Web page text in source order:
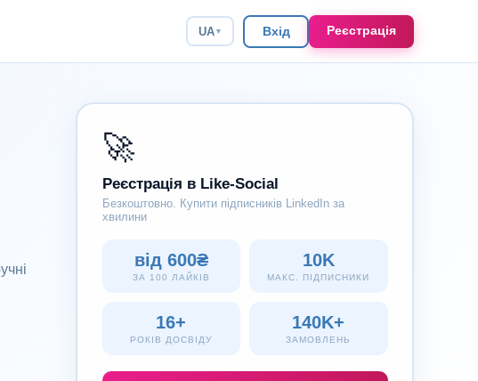
UA▼ Вхід Реєстрація
🚀
Реєстрація в Like-Social
Безкоштовно. Купити підписників LinkedIn за
хвилини
від 600₴
ЗА 100 ЛАЙКІВ
10K
МАКС. ПІДПИСНИКИ
16+
РОКІВ ДОСВІДУ
140K+
ЗАМОВЛЕНЬ